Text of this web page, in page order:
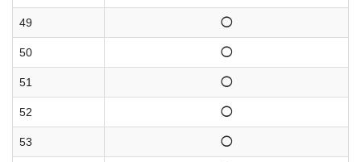
49 ◯
50 ◯
51 ◯
52 ◯
53 ◯